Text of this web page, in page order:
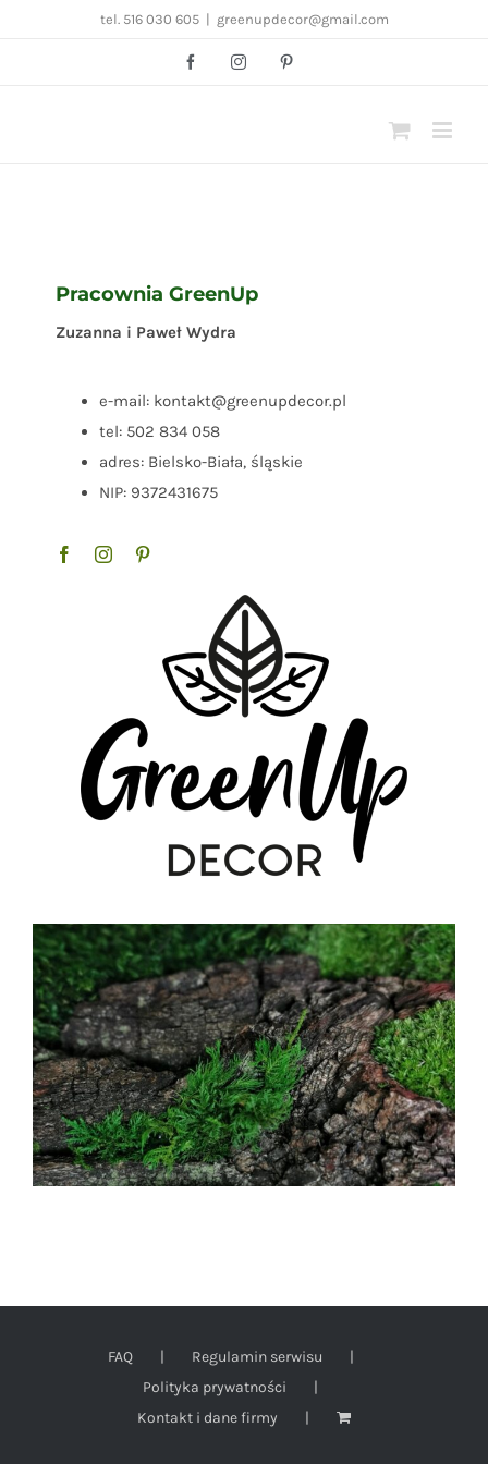
tel. 516 030 605 greenupdecor@gmail.com
FacebookInstagram
Pracownia GreenUp
Zuzanna i Paweł Wydra
e-mail: kontakt@greenupdecor.pl
tel: 502 834 058
adres: Bielsko-Biała, śląskie
NIP: 9372431675
FAQ
Regulamin serwisu
Polityka prywatności
Kontakt i dane firmy